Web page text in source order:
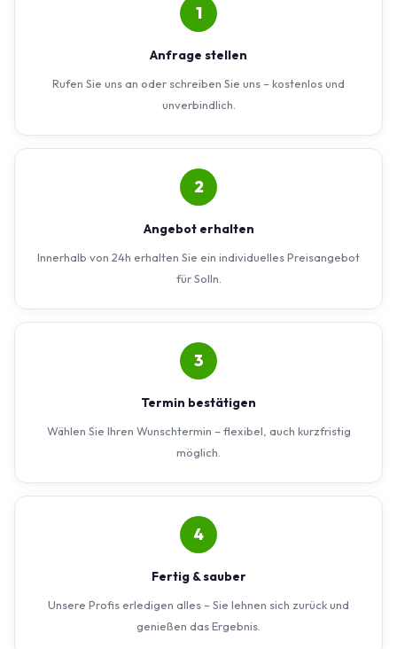
1
Anfrage stellen
Rufen Sie uns an oder schreiben Sie uns – kostenlos und
unverbindlich.
2
Angebot erhalten
Innerhalb von 24h erhalten Sie ein individuelles Preisangebot
für Solln.
3
Termin bestätigen
Wählen Sie Ihren Wunschtermin – flexibel, auch kurzfristig
möglich.
4
Fertig & sauber
Unsere Profis erledigen alles – Sie lehnen sich zurück und
genießen das Ergebnis.